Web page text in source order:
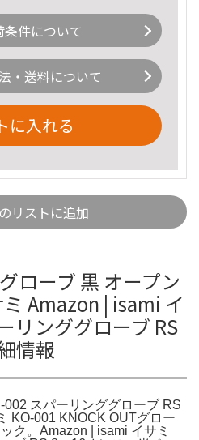
条件について
・送料について
に入れる
リストに追加
ローブ 黒 オープン
Amazon | isami イ
リンググローブ RS
情報
スパーリンググローブ RS
KO-001 KNOCK OUTグロー
ク。Amazon | isami イサミ